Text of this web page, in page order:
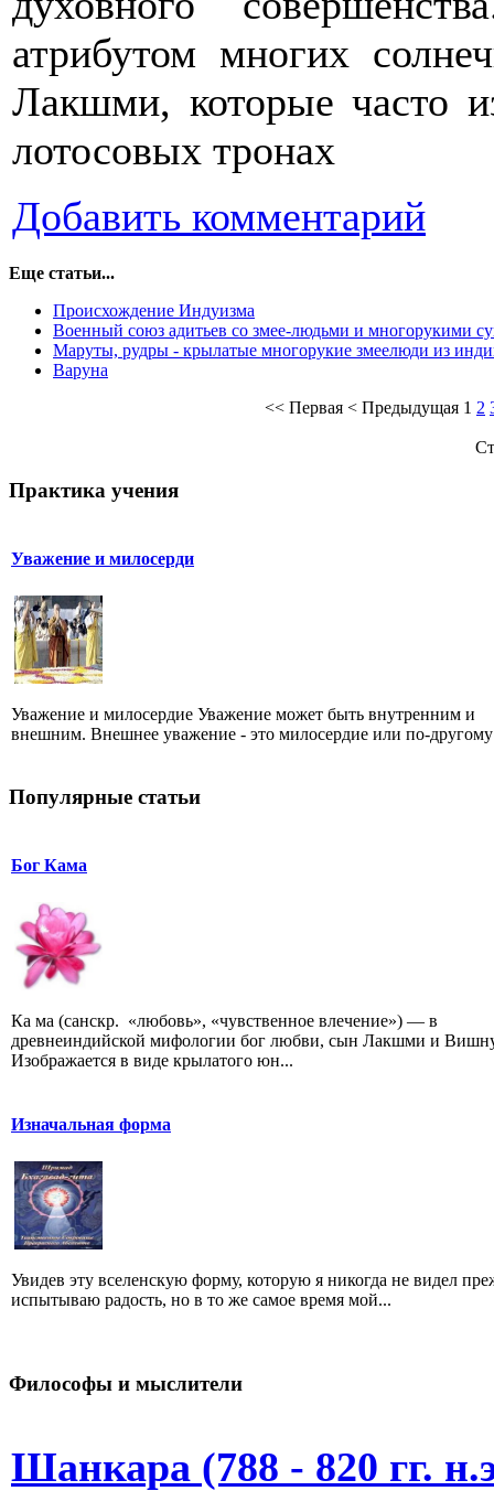
атрибутом многих
Лакшми, которые часто
лотосовых тронах
Добавить комментарий
Еще статьи...
Происхождение Индуизма
Военный союз адитьев со змее-людьми и многорукими
Маруты, рудры - крылатые многорукие змеелюди из
Варуна
<< Первая < Предыдущая 1 2
Практика учения
Уважение и милосерди
Уважение и милосердие Уважение может быть внутренним и
внешним. Внешнее уважение - это милосердие или по-
Популярные статьи
Бог Кама
Ка ма (санскр. «любовь», «чувственное влечение») — в
древнеиндийской мифологии бог любви, сын Лакшми и
Изображается в виде крылатого юн...
Изначальная форма
Увидев эту вселенскую форму, которую я никогда не видел
испытываю радость, но в то же самое время мой...
Философы и мыслители
Шанкара (788 - 820 гг.